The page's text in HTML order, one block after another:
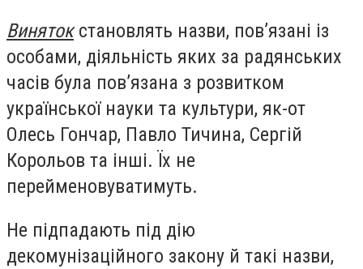
Винятокстановлять назви, пов’язані із
особами, діяльність яких за радянських
часів була пов’язана з розвитком
української науки та культури, як-от
Олесь Гончар, Павло Тичина, Сергій
Корольов та інші. Їх не
перейменовуватимуть.
Не підпадають під дію
декомунізаційного закону й такі назви,